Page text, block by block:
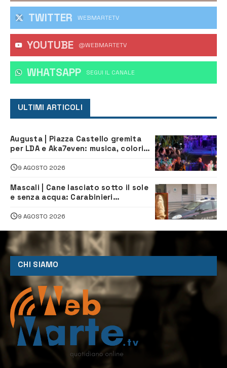
TWITTER WEBMARTETV
YOUTUBE @WEBMARTETV
WHATSAPP ‎SEGUI IL CANALE
ULTIMI ARTICOLI
Augusta | Piazza Castello gremita
per LDA e Aka7even: musica, colori
9 AGOSTO 2026
Mascali | Cane lasciato sotto il sole
e senza acqua: Carabinieri
9 AGOSTO 2026
CHI SIAMO